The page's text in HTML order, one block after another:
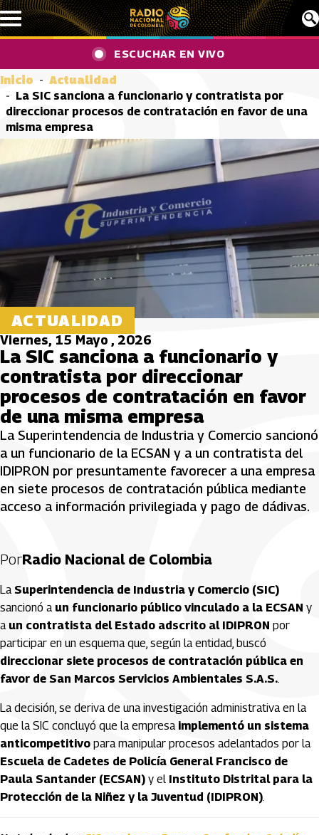
Pasar al contenido principal
ESCUCHAR EN VIVO
Inicio
Actualidad
La SIC sanciona a funcionario y contratista por
direccionar procesos de contratación en favor de una
misma empresa
ACTUALIDAD
Viernes, 15 Mayo , 2026
La SIC sanciona a funcionario y
contratista por direccionar
procesos de contratación en favor
de una misma empresa
La Superintendencia de Industria y Comercio sancionó
a un funcionario de la ECSAN y a un contratista del
IDIPRON por presuntamente favorecer a una empresa
en siete procesos de contratación pública mediante
acceso a información privilegiada y pago de dádivas.
PorRadio Nacional de Colombia
LaSuperintendencia de Industria y Comercio (SIC)
sancionó a un funcionario público vinculado a la ECSAN y
a un contratista del Estado adscrito al IDIPRON por
participar en un esquema que, según la entidad, buscó
direccionar siete procesos de contratación pública en
favor de San Marcos Servicios Ambientales S.A.S..
La decisión, se deriva de una investigación administrativa en la
que la SIC concluyó que la empresa implementó un sistema
anticompetitivo para manipular procesos adelantados por la
Escuela de Cadetes de Policía General Francisco de
Paula Santander (ECSAN) y el Instituto Distrital para la
Protección de la Niñez y la Juventud (IDIPRON).